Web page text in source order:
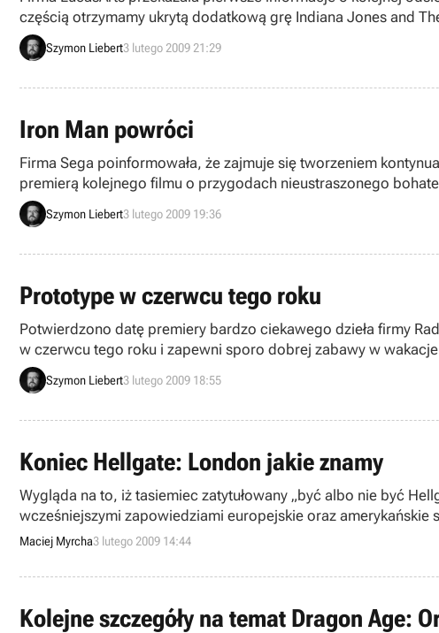
częścią otrzymamy ukrytą dodatkową grę Indiana Jones and
najambitniejszych przedstawicielek gatunku.
Szymon Liebert3 lutego 2009 21:29
Iron Man powróci
Firma Sega poinformowała, że zajmuje się tworzeniem
premierą kolejnego filmu o przygodach nieustraszonego
chociaż można chyba dość bezpiecznie założyć, że wszystkie.
Szymon Liebert3 lutego 2009 19:36
Prototype w czerwcu tego roku
Potwierdzono datę premiery bardzo ciekawego dzieła firmy
w czerwcu tego roku i zapewni sporo dobrej zabawy w
poświęconą komiksom.
Szymon Liebert3 lutego 2009 18:55
Koniec Hellgate: London jakie znamy
Wygląda na to, iż tasiemiec zatytułowany „być albo nie być
wcześniejszymi zapowiedziami europejskie oraz
fanów z krajów zachodnich.
Maciej Myrcha3 lutego 2009 14:44
Kolejne szczegóły na temat Dragon Age: